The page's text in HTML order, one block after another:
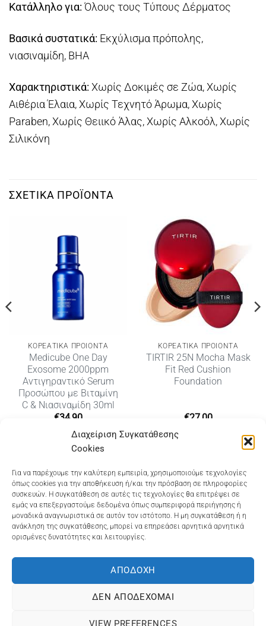
Διαχείριση Συγκατάθεσης
Cookies
Για να παρέχουμε την καλύτερη εμπειρία, χρησιμοποιούμε τεχνολογίες
όπως cookies για την αποθήκευση ή/και την πρόσβαση σε πληροφορίες
συσκευών. Η συγκατάθεση σε αυτές τις τεχνολογίες θα επιτρέψει σε
εμάς να επεξεργαστούμε δεδομένα όπως συμπεριφορά περιήγησης ή
μοναδικά αναγνωριστικά σε αυτόν τον ιστότοπο. Η μη συγκατάθεση ή η
ανάκληση της συγκατάθεσης, μπορεί να επηρεάσει αρνητικά αρνητικά
ορισμένες δυνατότητες και λειτουργίες.
ΑΠΟΔΟΧΉ
ΔΕΝ ΑΠΟΔΈΧΟΜΑΙ
Κατάλληλο για: Όλους τους Τύπους Δέρματος
Βασικά συστατικά: Εκχύλισμα πρόπολης,
νιασιναμίδη, BHA
Χαρακτηριστικά: Χωρίς Δοκιμές σε Ζώα, Χωρίς
Αιθέρια Έλαια, Χωρίς Τεχνητό Άρωμα, Χωρίς
Paraben, Χωρίς Θειικό Άλας, Χωρίς Αλκοόλ, Χωρίς
Σιλικόνη
ΣΧΕΤΙΚΆ ΠΡΟΪΌΝΤΑ
ΚΟΡΕΑΤΙΚΑ ΠΡΟΙΟΝΤΑ
Medicube One Day
Exosome 2000ppm
Αντιγηραντικό Serum
Προσώπου με Βιταμίνη
C & Νιασιναμίδη 30ml
€34,90
ΚΟΡΕΑΤΙΚΑ ΠΡΟΙΟΝΤΑ
TIRTIR 25N Mocha Mask
Fit Red Cushion
Foundation
€27,00
Dioni Hair Care, Ζυμβρακάκηδων 33, τηλ 28210
91906
Dioni Hair Spa, Κ. Σφακιανάκη 5, τηλ 28210 94712
On
Delivery
ΠΟΛΙΤΙΚΉ ΑΠΟΡΡΉΤΟΥ – COOKIES (ΕΕ)